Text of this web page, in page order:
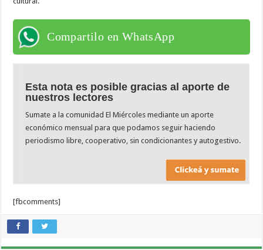
Compartilo en WhatsApp
Esta nota es posible gracias al aporte de
nuestros lectores
Sumate a la comunidad El Miércoles mediante un aporte
económico mensual para que podamos seguir haciendo
periodismo libre, cooperativo, sin condicionantes y autogestivo.
[fbcomments]